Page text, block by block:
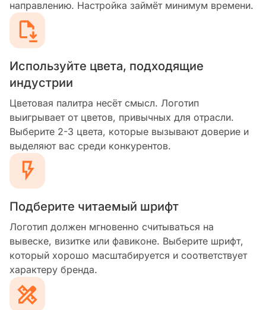
направлению. Настройка займёт минимум времени.
Используйте цвета, подходящие
индустрии
Цветовая палитра несёт смысл. Логотип
выигрывает от цветов, привычных для отрасли.
Выберите 2-3 цвета, которые вызывают доверие и
выделяют вас среди конкурентов.
Подберите читаемый шрифт
Логотип должен мгновенно считываться на
вывеске, визитке или фавиконе. Выберите шрифт,
который хорошо масштабируется и соответствует
характеру бренда.